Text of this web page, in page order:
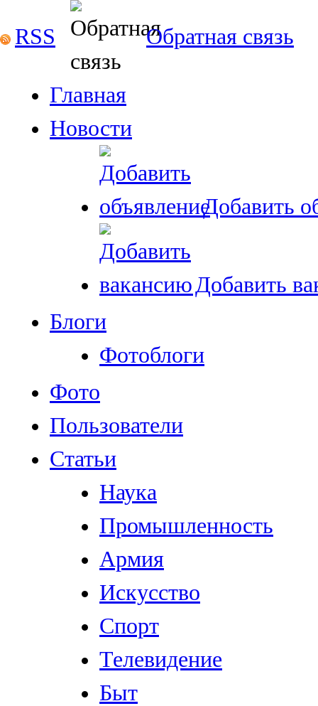
RSS Обратная связь
Главная
Новости
Добавить
Добавить
Блоги
Фотоблоги
Фото
Пользователи
Статьи
Наука
Промышленность
Армия
Искусство
Спорт
Телевидение
Быт